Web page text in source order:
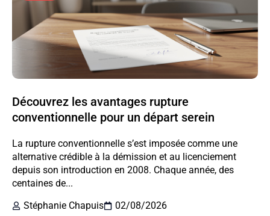
Découvrez les avantages rupture
conventionnelle pour un départ serein
La rupture conventionnelle s’est imposée comme une
alternative crédible à la démission et au licenciement
depuis son introduction en 2008. Chaque année, des
centaines de...
Stéphanie Chapuis
02/08/2026